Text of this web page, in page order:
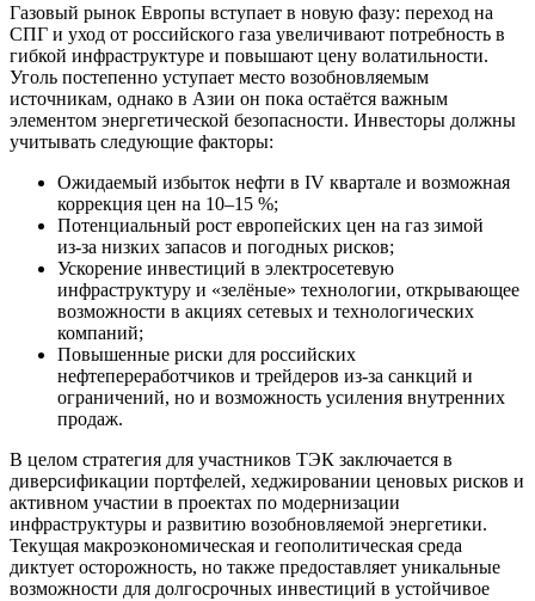
Газовый рынок Европы вступает в новую фазу: переход на
СПГ и уход от российского газа увеличивают потребность в
гибкой инфраструктуре и повышают цену волатильности.
Уголь постепенно уступает место возобновляемым
источникам, однако в Азии он пока остаётся важным
элементом энергетической безопасности. Инвесторы должны
учитывать следующие факторы:
Ожидаемый избыток нефти в IV квартале и возможная
коррекция цен на 10–15 %;
Потенциальный рост европейских цен на газ зимой
из‑за низких запасов и погодных рисков;
Ускорение инвестиций в электросетевую
инфраструктуру и «зелёные» технологии, открывающее
возможности в акциях сетевых и технологических
компаний;
Повышенные риски для российских
нефтепереработчиков и трейдеров из‑за санкций и
ограничений, но и возможность усиления внутренних
продаж.
В целом стратегия для участников ТЭК заключается в
диверсификации портфелей, хеджировании ценовых рисков и
активном участии в проектах по модернизации
инфраструктуры и развитию возобновляемой энергетики.
Текущая макроэкономическая и геополитическая среда
диктует осторожность, но также предоставляет уникальные
возможности для долгосрочных инвестиций в устойчивое